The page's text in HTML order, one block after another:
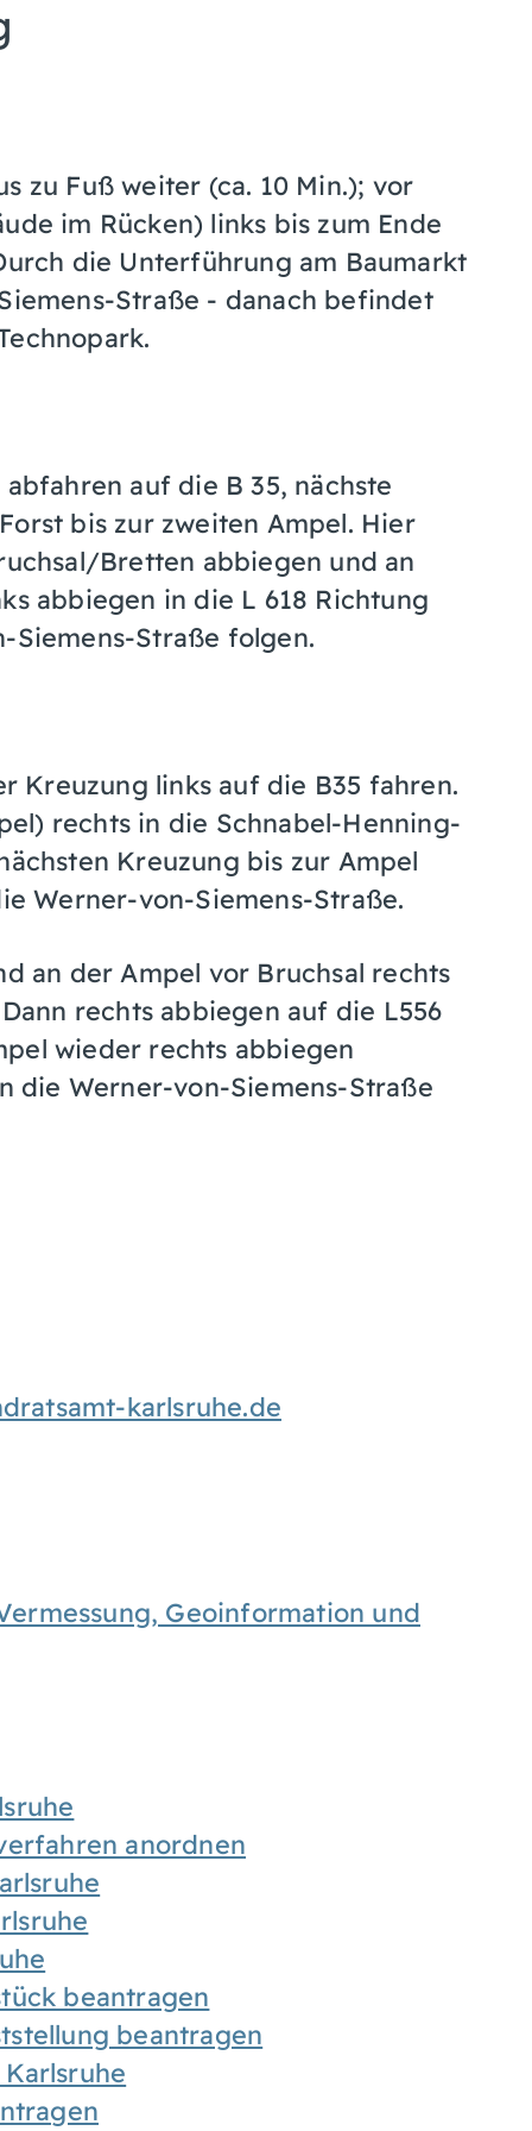
zu Fuß weiter (ca. 10 Min.); vor
im Rücken) links bis zum Ende
die Unterführung am Baumarkt
Straße - danach befindet
auf die B 35, nächste
bis zur zweiten Ampel. Hier
Bretten abbiegen und an
abbiegen in die L 618 Richtung
Siemens-Straße folgen.
Kreuzung links auf die B35 fahren.
rechts in die Schnabel-Henning-
Kreuzung bis zur Ampel
Werner-von-Siemens-Straße.
an der Ampel vor Bruchsal rechts
rechts abbiegen auf die L556
wieder rechts abbiegen
die Werner-von-Siemens-Straße
karlsruhe.de
Geoinformation und
anordnen
beantragen
beantragen